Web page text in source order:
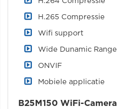
H.265 Compressie
Wifi support
Wide Dunamic Range
ONVIF
Mobiele applicatie
B25M150 WiFi-Camera